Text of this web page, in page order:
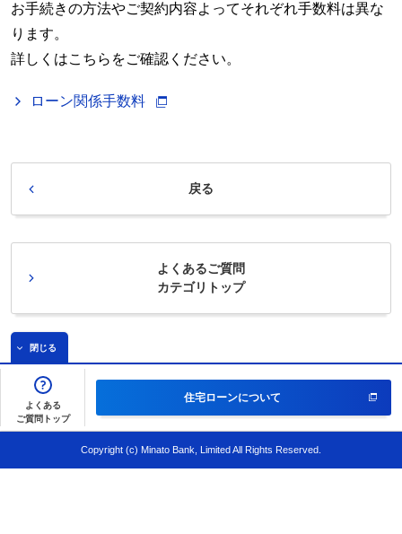
お手続きの方法やご契約内容よってそれぞれ手数料は異な
ります。
詳しくはこちらをご確認ください。
ローン関係手数料
戻る
よくあるご質問
カテゴリトップ
閉じる
よくある
ご質問トップ
住宅ローンについて
Copyright (c) Minato Bank, Limited All Rights Reserved.